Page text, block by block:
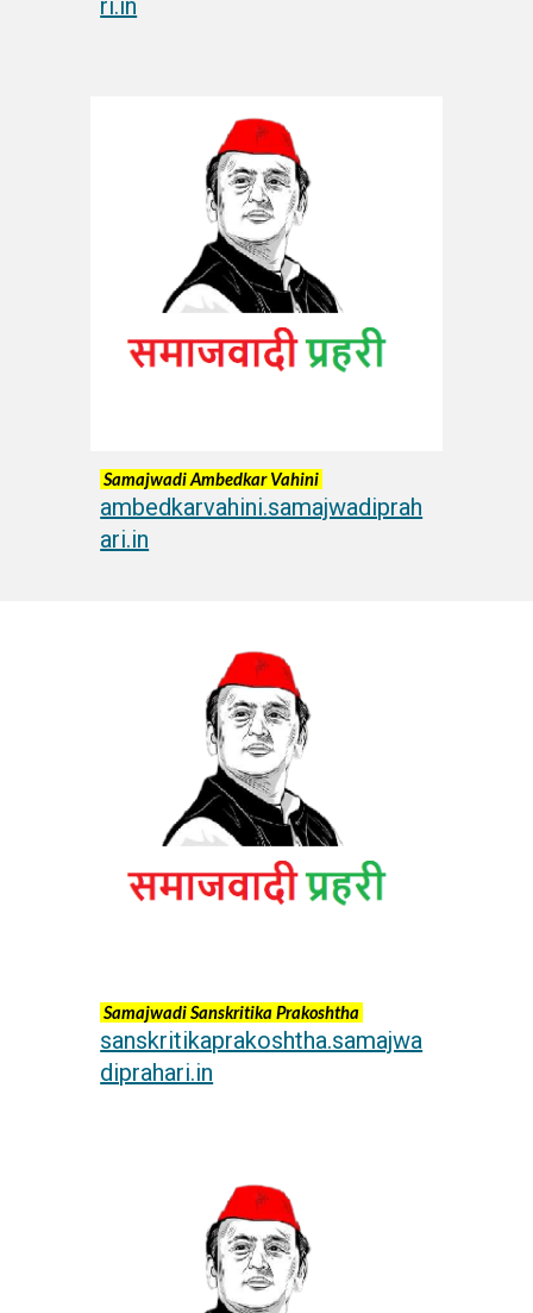
Samajwadi Ambedkar Vahini
ambedkarvahini.samajwadiprah
ari.in
Samajwadi Sanskritika Prakoshtha
sanskritikaprakoshtha.samajwa
diprahari.in